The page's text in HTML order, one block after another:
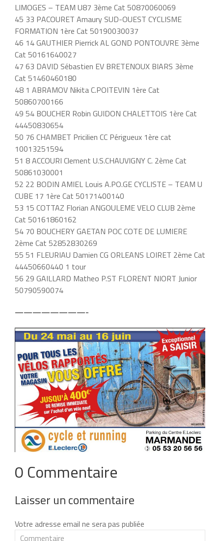
LIMOGES – TEAM U87 3ème Cat 50870060069
45 33 PACOURET Amaury SUD-OUEST CYCLISME
FORMATION 1ère Cat 50190030037
46 14 GAUTHIER Pierrick AL GOND PONTOUVRE 3ème
Cat 50161640027
47 63 DAVID Sébastien EV BRETENOUX BIARS 3ème
Cat 51460460180
48 1 ABRAMOV Nikita C.POITEVIN 1ère Cat
50860700166
49 54 BOUCHER Robin GUIDON CHALETTOIS 1ère Cat
44450830654
50 76 CHAMBET Pricilien CC Périgueux 1ère cat
10013251594
51 8 ACCOURI Clement U.S.CHAUVIGNY C. 2ème Cat
50861030001
52 22 BODIN AMIEL Louis A.PO.GE CYCLISTE – TEAM U
CUBE 17 1ère Cat 50171400140
53 15 COTTAZ Florian ANGOULEME VELO CLUB 2ème
Cat 50161860162
54 70 BOUCHERY GAETAN POC COTE DE LUMIERE
2ème Cat 52852830269
55 51 FLEURIAU Damien CG ORLEANS LOIRET 2ème Cat
44450660440 1 tour
56 29 GAILLARD Matheo P.ST FLORENT NIORT Junior
50790590074
————————-
0 Commentaire
Laisser un commentaire
Votre adresse email ne sera pas publiée